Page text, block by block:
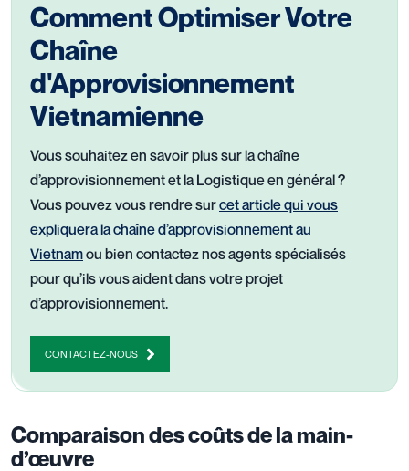
Comment Optimiser Votre
Chaîne
d'Approvisionnement
Vietnamienne
Vous souhaitez en savoir plus sur la chaîne
d’approvisionnement et la Logistique en général ?
Vous pouvez vous rendre surcet article qui vous
expliquera la chaîne d’approvisionnement au
Vietnamou bien contactez nos agents spécialisés
pour qu’ils vous aident dans votre projet
d’approvisionnement.
CONTACTEZ-NOUS
Comparaison des coûts de la main-
d’œuvre